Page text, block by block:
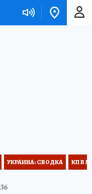
УКРАИНА: СВОДКА КП В